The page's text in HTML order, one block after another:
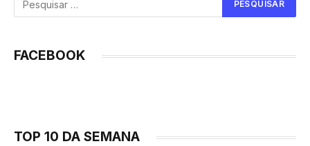
FACEBOOK
TOP 10 DA SEMANA